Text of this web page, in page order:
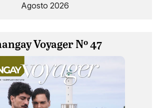
Agosto 2026
Voyager Nº 47